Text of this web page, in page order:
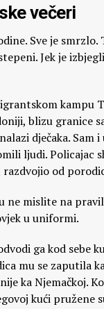
večeri
Sve je
Jek je
kampu
blizu granice
dječaka. Sam
ljudi. Policajac
od
mislite na
u uniformi.
ga kod sebe
mu se zaputila
ka Njemačkoj.
kući pružene